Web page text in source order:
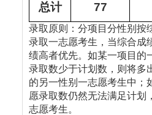
总计 77
录取原则：分项目分性别按
录取一志愿考生，当综合成
绩高者优先。如某一项目的
录取数少于计划数，则将多
的另一性别一志愿考生中；
愿录取数仍然无法满足计划
志愿考生。